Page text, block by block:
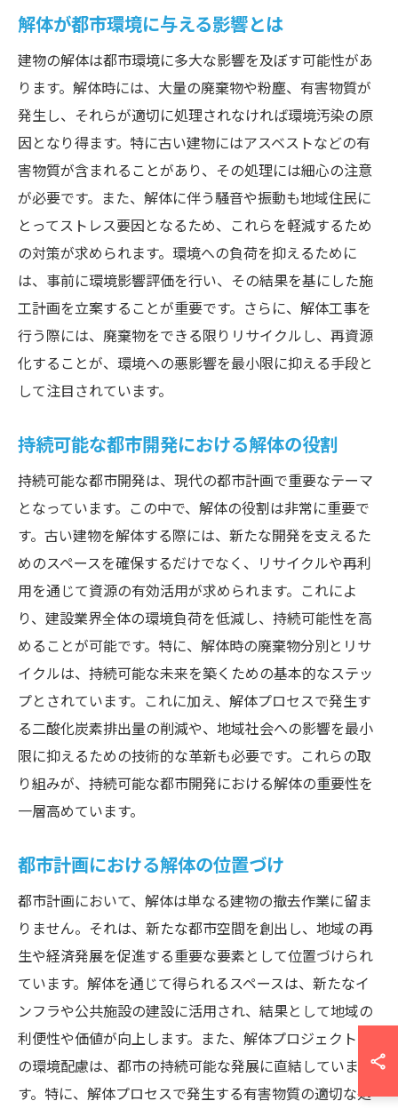
解体が都市環境に与える影響とは
建物の解体は都市環境に多大な影響を及ぼす可能性があ
ります。解体時には、大量の廃棄物や粉塵、有害物質が
発生し、それらが適切に処理されなければ環境汚染の原
因となり得ます。特に古い建物にはアスベストなどの有
害物質が含まれることがあり、その処理には細心の注意
が必要です。また、解体に伴う騒音や振動も地域住民に
とってストレス要因となるため、これらを軽減するため
の対策が求められます。環境への負荷を抑えるために
は、事前に環境影響評価を行い、その結果を基にした施
工計画を立案することが重要です。さらに、解体工事を
行う際には、廃棄物をできる限りリサイクルし、再資源
化することが、環境への悪影響を最小限に抑える手段と
して注目されています。
持続可能な都市開発における解体の役割
持続可能な都市開発は、現代の都市計画で重要なテーマ
となっています。この中で、解体の役割は非常に重要で
す。古い建物を解体する際には、新たな開発を支えるた
めのスペースを確保するだけでなく、リサイクルや再利
用を通じて資源の有効活用が求められます。これによ
り、建設業界全体の環境負荷を低減し、持続可能性を高
めることが可能です。特に、解体時の廃棄物分別とリサ
イクルは、持続可能な未来を築くための基本的なステッ
プとされています。これに加え、解体プロセスで発生す
る二酸化炭素排出量の削減や、地域社会への影響を最小
限に抑えるための技術的な革新も必要です。これらの取
り組みが、持続可能な都市開発における解体の重要性を
一層高めています。
都市計画における解体の位置づけ
都市計画において、解体は単なる建物の撤去作業に留ま
りません。それは、新たな都市空間を創出し、地域の再
生や経済発展を促進する重要な要素として位置づけられ
ています。解体を通じて得られるスペースは、新たなイ
ンフラや公共施設の建設に活用され、結果として地域の
利便性や価値が向上します。また、解体プロジェクトで
の環境配慮は、都市の持続可能な発展に直結していま
す。特に、解体プロセスで発生する有害物質の適切な処